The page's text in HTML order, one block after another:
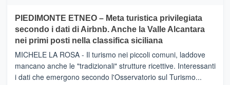
CATANIA
–
Inaugurato
il
nuovo
collegamento
tra
PIEDIMONTE ETNEO – Meta turistica privilegiata
secondo i dati di Airbnb. Anche la Valle Alcantara
nei primi posti nella classifica siciliana
MICHELE LA ROSA - Il turismo nei piccoli comuni, laddove
mancano anche le "tradizionali" strutture ricettive. Interessanti
i dati che emergono secondo l'Osservatorio sul Turismo...